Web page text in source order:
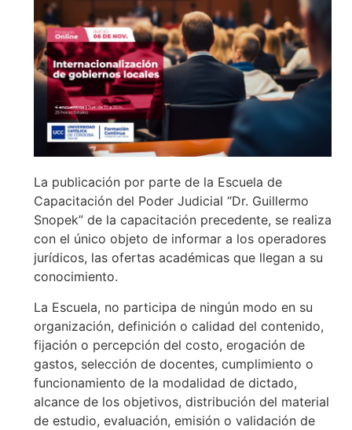
La publicación por parte de la Escuela de
Capacitación del Poder Judicial “Dr. Guillermo
Snopek” de la capacitación precedente, se realiza
con el único objeto de informar a los operadores
jurídicos, las ofertas académicas que llegan a su
conocimiento.
La Escuela, no participa de ningún modo en su
organización, definición o calidad del contenido,
fijación o percepción del costo, erogación de
gastos, selección de docentes, cumplimiento o
funcionamiento de la modalidad de dictado,
alcance de los objetivos, distribución del material
de estudio, evaluación, emisión o validación de